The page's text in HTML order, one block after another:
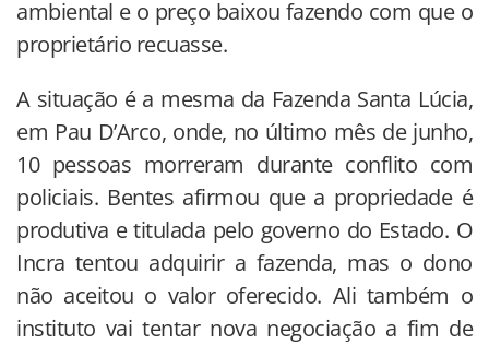
ambiental e o preço baixou fazendo com que o
proprietário recuasse.
A situação é a mesma da Fazenda Santa Lúcia,
em Pau D’Arco, onde, no último mês de junho,
10 pessoas morreram durante conflito com
policiais. Bentes afirmou que a propriedade é
produtiva e titulada pelo governo do Estado. O
Incra tentou adquirir a fazenda, mas o dono
não aceitou o valor oferecido. Ali também o
instituto vai tentar nova negociação a fim de